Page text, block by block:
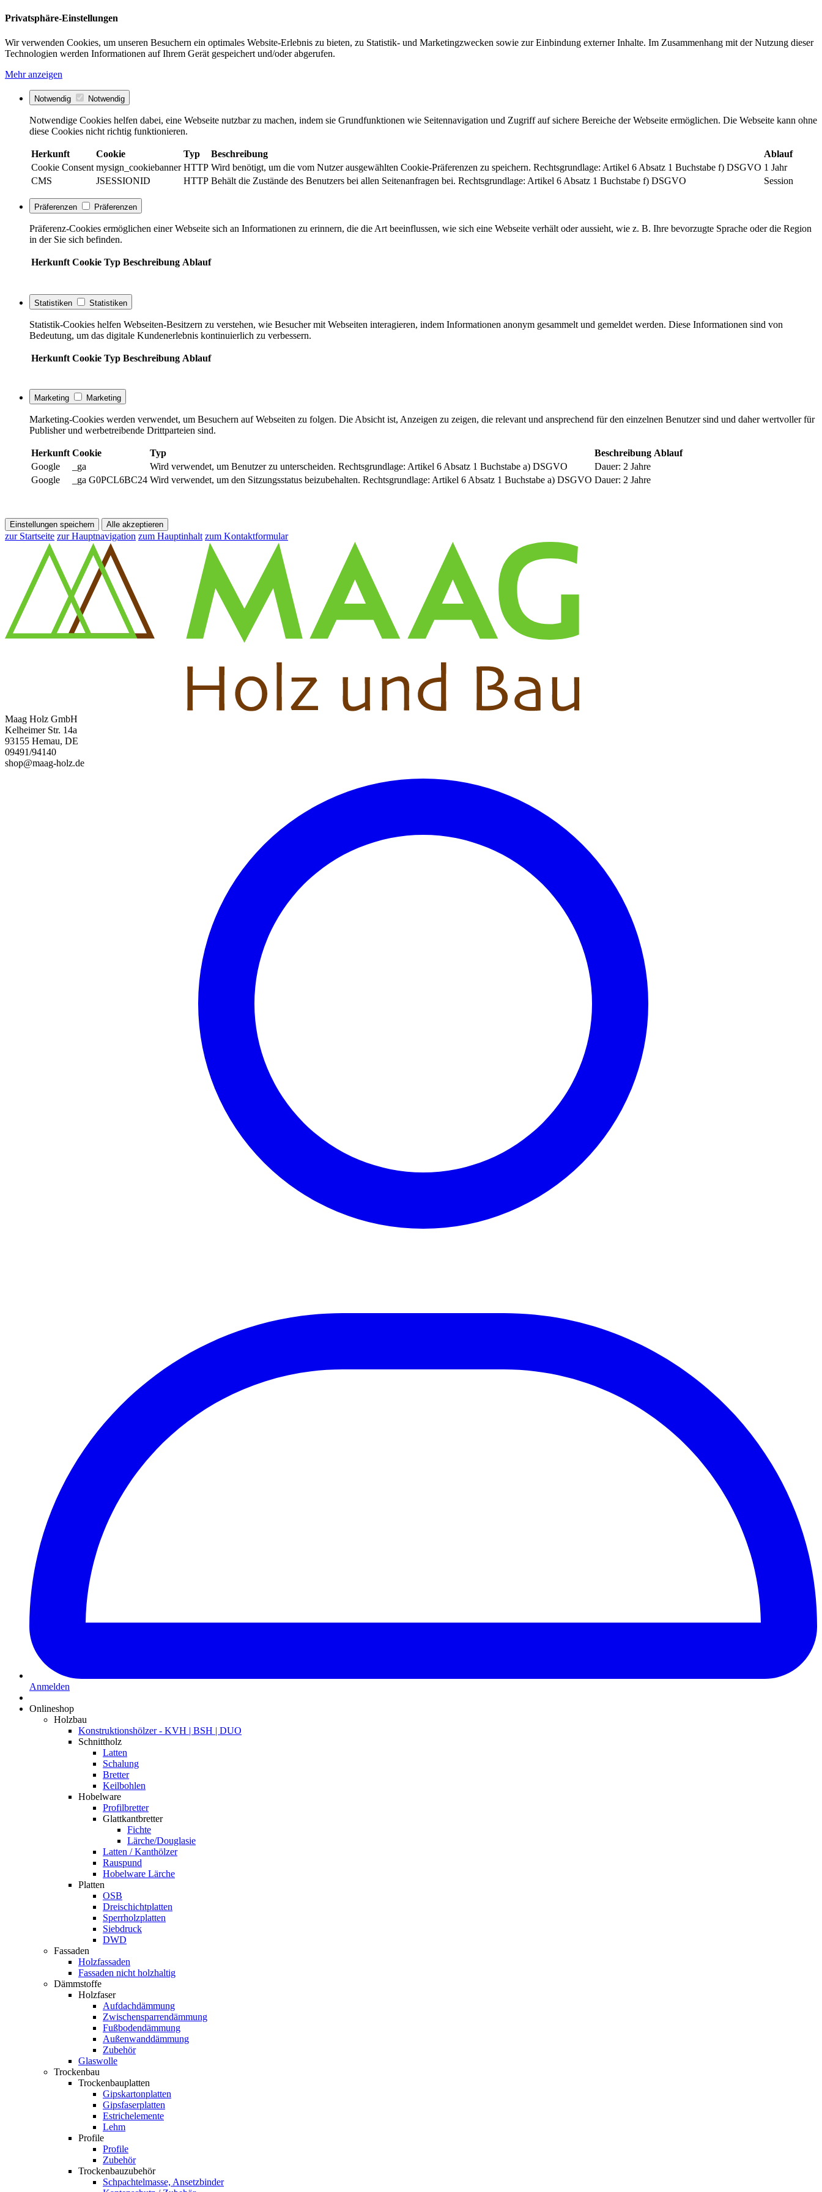
Privatsphäre-Einstellungen
Wir verwenden Cookies, um unseren Besuchern ein optimales Website-Erlebnis zu bieten, zu Statistik- und Marketingzwecken sowie zur Einbindung externer Inhalte. Im Zusammenhang mit der Nutzung dieser
Technologien werden Informationen auf Ihrem Gerät gespeichert und/oder abgerufen.
Mehr anzeigen
Notwendig Notwendig
Notwendige Cookies helfen dabei, eine Webseite nutzbar zu machen, indem sie Grundfunktionen wie Seitennavigation und Zugriff auf sichere Bereiche der Webseite ermöglichen. Die Webseite kann ohne
diese Cookies nicht richtig funktionieren.
Herkunft Cookie Typ Beschreibung
Ablauf
Cookie Consent mysign_cookiebanner HTTP Wird benötigt, um die vom Nutzer ausgewählten Cookie-Präferenzen zu speichern. Rechtsgrundlage: Artikel 6 Absatz 1 Buchstabe f) DSGVO 1 Jahr
CMS
JSESSIONID HTTP Behält die Zustände des Benutzers bei allen Seitenanfragen bei. Rechtsgrundlage: Artikel 6 Absatz 1 Buchstabe f) DSGVO Session
Präferenzen Präferenzen
Präferenz-Cookies ermöglichen einer Webseite sich an Informationen zu erinnern, die die Art beeinflussen, wie sich eine Webseite verhält oder aussieht, wie z. B. Ihre bevorzugte Sprache oder die Region
in der Sie sich befinden.
Herkunft Cookie Typ Beschreibung Ablauf
Statistiken Statistiken
Statistik-Cookies helfen Webseiten-Besitzern zu verstehen, wie Besucher mit Webseiten interagieren, indem Informationen anonym gesammelt und gemeldet werden. Diese Informationen sind von
Bedeutung, um das digitale Kundenerlebnis kontinuierlich zu verbessern.
Herkunft Cookie Typ Beschreibung Ablauf
Marketing Marketing
Marketing-Cookies werden verwendet, um Besuchern auf Webseiten zu folgen. Die Absicht ist, Anzeigen zu zeigen, die relevant und ansprechend für den einzelnen Benutzer sind und daher wertvoller für
Publisher und werbetreibende Drittparteien sind.
Herkunft Cookie Typ Beschreibung Ablauf
Google
_ga Wird verwendet, um Benutzer zu unterscheiden. Rechtsgrundlage: Artikel 6 Absatz 1 Buchstabe a) DSGVO
Dauer: 2 Jahre
Google
_ga G0PCL6BC24 Wird verwendet, um den Sitzungsstatus beizubehalten. Rechtsgrundlage: Artikel 6 Absatz 1 Buchstabe a) DSGVO Dauer: 2 Jahre
Einstellungen speichern Alle akzeptieren
zur Startseite zur Hauptnavigation zum Hauptinhalt zum Kontaktformular
Maag Holz GmbH
Kelheimer Str. 14a
93155 Hemau, DE
09491/94140
shop@maag-holz.de
Anmelden
Onlineshop
Holzbau
Konstruktionshölzer - KVH | BSH | DUO
Schnittholz
Latten
Schalung
Bretter
Keilbohlen
Hobelware
Profilbretter
Glattkantbretter
Fichte
Lärche/Douglasie
Latten / Kanthölzer
Rauspund
Hobelware Lärche
Platten
OSB
Dreischichtplatten
Sperrholzplatten
Siebdruck
DWD
Fassaden
Holzfassaden
Fassaden nicht holzhaltig
Dämmstoffe
Holzfaser
Aufdachdämmung
Zwischensparrendämmung
Fußbodendämmung
Außenwanddämmung
Zubehör
Glaswolle
Trockenbau
Trockenbauplatten
Gipskartonplatten
Gipsfaserplatten
Estrichelemente
Lehm
Profile
Profile
Zubehör
Trockenbauzubehör
Schpachtelmasse, Ansetzbinder